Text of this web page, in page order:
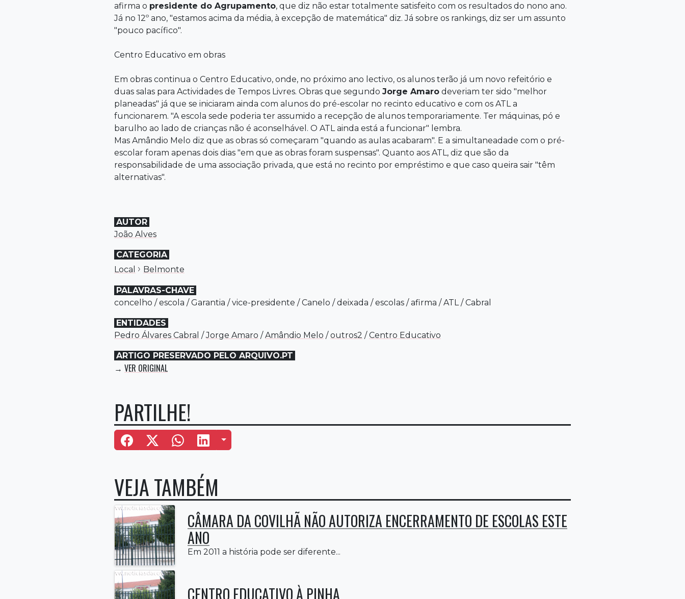
afirma o presidente do Agrupamento, que diz não estar totalmente satisfeito com os resultados do nono ano.
Já no 12º ano, "estamos acima da média, à excepção de matemática" diz. Já sobre os rankings, diz ser um assunto
"pouco pacífico".
Centro Educativo em obras
Em obras continua o Centro Educativo, onde, no próximo ano lectivo, os alunos terão já um novo refeitório e
duas salas para Actividades de Tempos Livres. Obras que segundo Jorge Amaro deveriam ter sido "melhor
planeadas" já que se iniciaram ainda com alunos do pré-escolar no recinto educativo e com os ATL a
funcionarem. "A escola sede poderia ter assumido a recepção de alunos temporariamente. Ter máquinas, pó e
barulho ao lado de crianças não é aconselhável. O ATL ainda está a funcionar" lembra.
Mas Amândio Melo diz que as obras só começaram "quando as aulas acabaram". E a simultaneadade com o pré-
escolar foram apenas dois dias "em que as obras foram suspensas". Quanto aos ATL, diz que são da
responsabilidade de uma associação privada, que está no recinto por empréstimo e que caso queira sair "têm
alternativas".
AUTOR
João Alves
CATEGORIA
Local › Belmonte
PALAVRAS-CHAVE
concelho /escola /Garantia /vice-presidente /Canelo /deixada /escolas /afirma /ATL /Cabral
ENTIDADES
Pedro Álvares Cabral /Jorge Amaro /Amândio Melo /outros2 /Centro Educativo
ARTIGO PRESERVADO PELO ARQUIVO.PT
→ VER ORIGINAL
PARTILHE!
Mais Opções
VEJA TAMBÉM
CÂMARA DA COVILHÃ NÃO AUTORIZA ENCERRAMENTO DE ESCOLAS ESTE
ANO
Em 2011 a história pode ser diferente...
CENTRO EDUCATIVO À PINHA